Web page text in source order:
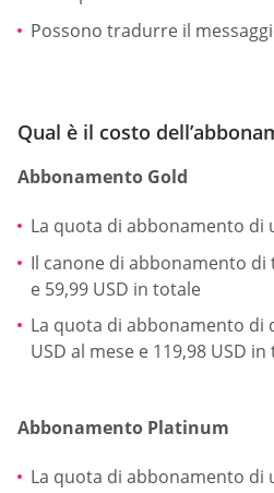
Possono tradurre il
Qual è il costo
Abbonamento Gold
La quota di abbonamento di
Il canone di abbonamento di
e 59,99 USD in totale
La quota di abbonamento di
USD al mese e 119,98 USD
Abbonamento Platinum
La quota di abbonamento di